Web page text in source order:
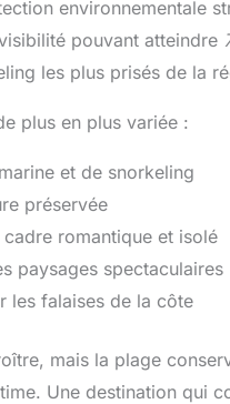
environnementale
pouvant atteindre
les plus prisés de la
plus en plus variée :
et de snorkeling
préservée
cadre romantique et isolé
paysages spectaculaires
les falaises de la côte
mais la plage
Une destination qui